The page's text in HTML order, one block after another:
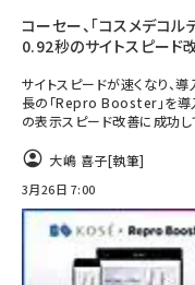
コーセー、「コスメデコ
0.92秒のサイトスピード
サイトスピードが速くなり、
長の「Repro Booster」を導
の表示スピード改善に成功し
大嶋 喜子[執筆]
3月26日 7:00